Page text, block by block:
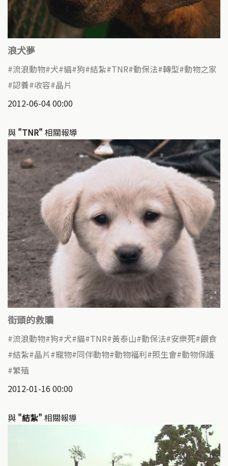
浪犬夢
流浪動物 犬 貓 狗 結紮 TNR 動保法 轉型 動物之家
認養 收容 晶片
2012-06-04 00:00
與 "TNR" 相關報導
街頭的救贖
流浪動物 狗 犬 貓 TNR 黃泰山 動保法 安樂死 餵食
結紮 晶片 寵物 同伴動物 動物福利 照生會 動物保護
繁殖
2012-01-16 00:00
與 "結紮" 相關報導